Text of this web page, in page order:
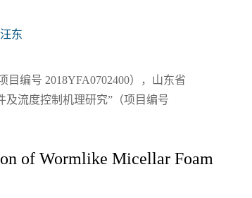
东
编号 2018YFA0702400），山东省
及流度控制机理研究”（项目编号
of Wormlike Micellar Foam